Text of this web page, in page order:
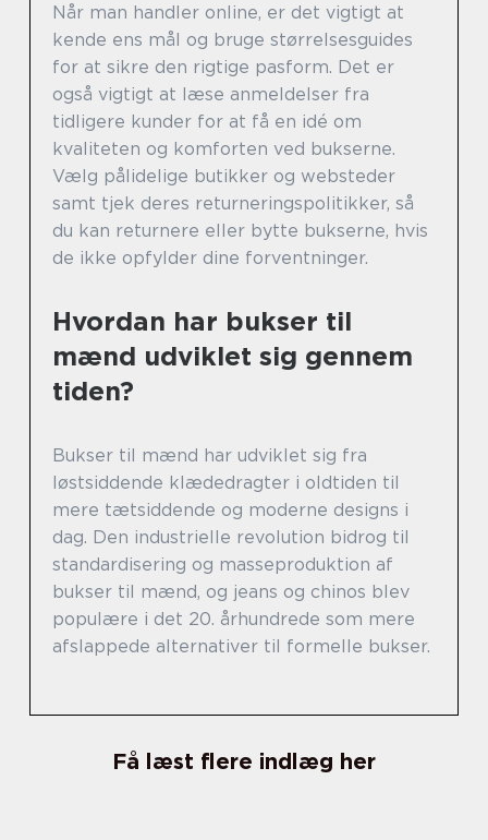
Når man handler online, er det vigtigt at
kende ens mål og bruge størrelsesguides
for at sikre den rigtige pasform. Det er
også vigtigt at læse anmeldelser fra
tidligere kunder for at få en idé om
kvaliteten og komforten ved bukserne.
Vælg pålidelige butikker og websteder
samt tjek deres returneringspolitikker, så
du kan returnere eller bytte bukserne, hvis
de ikke opfylder dine forventninger.
Hvordan har bukser til
mænd udviklet sig gennem
tiden?
Bukser til mænd har udviklet sig fra
løstsiddende klædedragter i oldtiden til
mere tætsiddende og moderne designs i
dag. Den industrielle revolution bidrog til
standardisering og masseproduktion af
bukser til mænd, og jeans og chinos blev
populære i det 20. århundrede som mere
afslappede alternativer til formelle bukser.
Få læst flere indlæg her